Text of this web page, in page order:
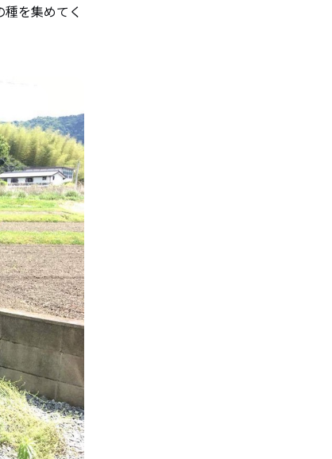
を集めてく